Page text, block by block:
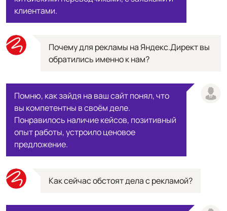
клиентами.
Почему для рекламы на Яндекс.Директ вы
обратились именно к нам?
Помню, как зайдя на ваш сайт понял, что
вы компетентны в своём деле.
Понравилось наличие кейсов, позитивный
опыт работы, устроило ценовое
предложение.
Как сейчас обстоят дела с рекламой?